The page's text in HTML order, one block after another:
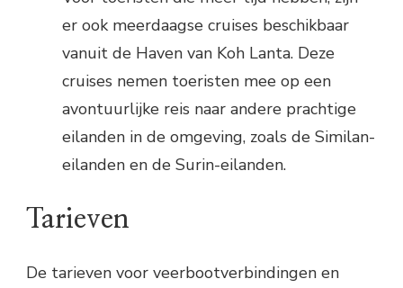
er ook meerdaagse cruises beschikbaar
vanuit de Haven van Koh Lanta. Deze
cruises nemen toeristen mee op een
avontuurlijke reis naar andere prachtige
eilanden in de omgeving, zoals de Similan-
eilanden en de Surin-eilanden.
Tarieven
De tarieven voor veerbootverbindingen en